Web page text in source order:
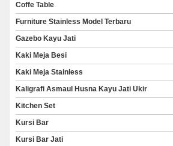
Coffe Table
Furniture Stainless Model Terbaru
Gazebo Kayu Jati
Kaki Meja Besi
Kaki Meja Stainless
Kaligrafi Asmaul Husna Kayu Jati Ukir
Kitchen Set
Kursi Bar
Kursi Bar Jati